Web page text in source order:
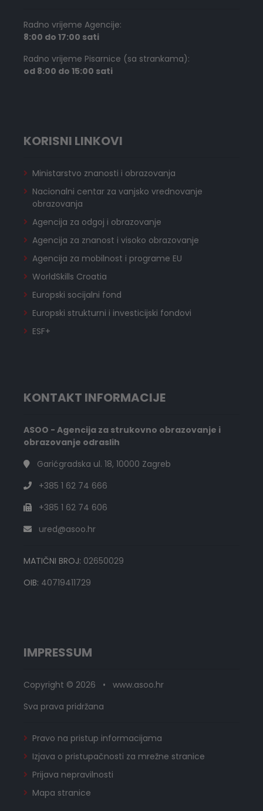
Radno vrijeme Agencije:
8:00 do 17:00 sati
Radno vrijeme Pisarnice (sa strankama):
od 8:00 do 15:00 sati
KORISNI LINKOVI
Ministarstvo znanosti i obrazovanja
Nacionalni centar za vanjsko vrednovanje
obrazovanja
Agencija za odgoj i obrazovanje
Agencija za znanost i visoko obrazovanje
Agencija za mobilnost i programe EU
WorldSkills Croatia
Europski socijalni fond
Europski strukturni i investicijski fondovi
ESF+
KONTAKT INFORMACIJE
ASOO - Agencija za strukovno obrazovanje i
obrazovanje odraslih
Garićgradska ul. 18, 10000 Zagreb
+385 1 62 74 666
+385 1 62 74 606
ured@asoo.hr
MATIČNI BROJ: 02650029
OIB: 40719411729
IMPRESSUM
Copyright © 2026 • www.asoo.hr
Sva prava pridržana
Pravo na pristup informacijama
Izjava o pristupačnosti za mrežne stranice
Prijava nepravilnosti
Mapa stranice